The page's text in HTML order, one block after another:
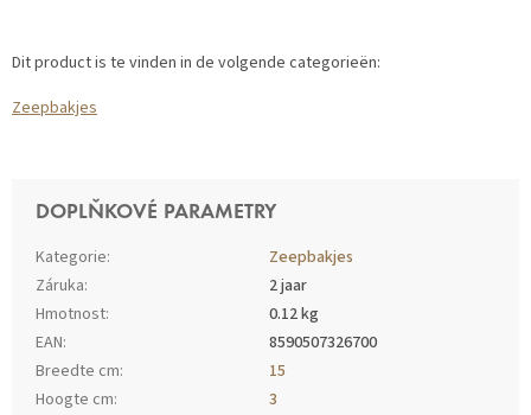
Dit product is te vinden in de volgende categorieën:
Zeepbakjes
DOPLŇKOVÉ PARAMETRY
Kategorie:
Zeepbakjes
Záruka:
2 jaar
Hmotnost:
0.12 kg
EAN:
8590507326700
Breedte cm:
15
Hoogte cm:
3